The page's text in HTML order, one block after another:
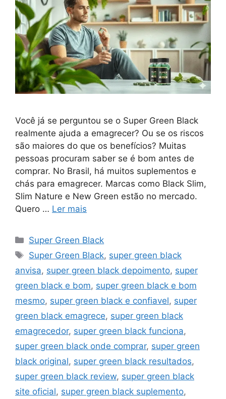
Você já se perguntou se o Super Green Black
realmente ajuda a emagrecer? Ou se os riscos
são maiores do que os benefícios? Muitas
pessoas procuram saber se é bom antes de
comprar. No Brasil, há muitos suplementos e
chás para emagrecer. Marcas como Black Slim,
Slim Nature e New Green estão no mercado.
Quero … Ler mais
Categorias
Super Green Black
Tags
Super Green Black, super green black
anvisa, super green black depoimento, super
green black e bom, super green black e bom
mesmo, super green black e confiavel, super
green black emagrece, super green black
emagrecedor, super green black funciona,
super green black onde comprar, super green
black original, super green black resultados,
super green black review, super green black
site oficial, super green black suplemento,